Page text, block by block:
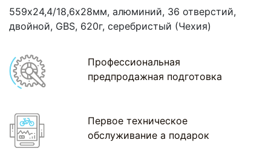
559х24,4/18,6х28мм, алюминий, 36 отверстий,
двойной, GBS, 620г, серебристый (Чехия)
Профессиональная
предпродажная подготовка
Первое техническое
обслуживание а подарок